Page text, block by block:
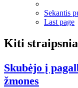
Sekantis
Last page
Kiti
Skubėjo į
žmones